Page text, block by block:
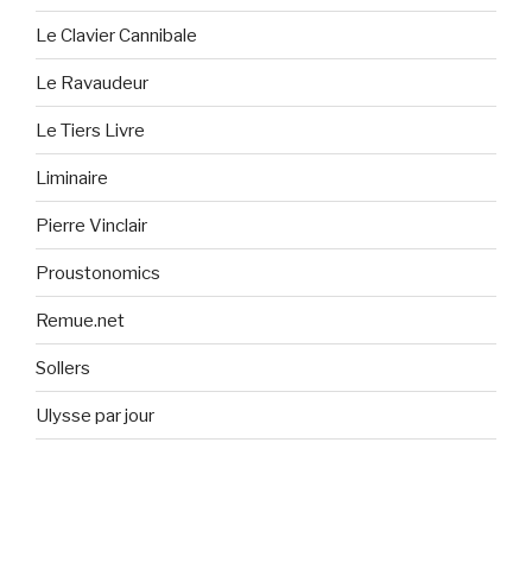
Le Clavier Cannibale
Le Ravaudeur
Le Tiers Livre
Liminaire
Pierre Vinclair
Proustonomics
Remue.net
Sollers
Ulysse par jour